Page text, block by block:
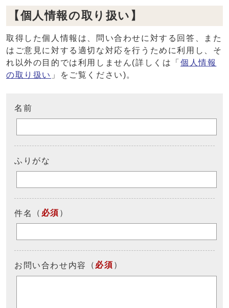
【個人情報の取り扱い】
取得した個人情報は、問い合わせに対する回答、また
はご意見に対する適切な対応を行うために利用し、そ
れ以外の目的では利用しません(詳しくは「 個人情報
の取り扱い 」をご覧ください)。
名前
ふりがな
件名 （ 必須 ）
お問い合わせ内容 （ 必須 ）